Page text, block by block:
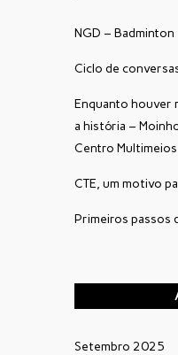
NGD – Badminton
Ciclo de
Enquanto houver
a história –
Centro Multimeios
CTE, um motivo
Primeiros passos
Setembro 2025